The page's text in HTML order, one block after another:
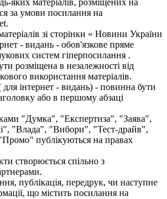
яких матеріалів, розміщених на
за умови посилання на
зі сторінки « Новини України
- видань - обов'язкове пряме
систем гіперпосилання .
розміщена в незалежності від
використання матеріалів.
для інтернет - видань) - повинна бути
або в першому абзаці
"Думка", "Експертиза", "Заява",
"Влада", "Вибори", "Тест-драйв",
публікуються на правах
створюється спільно з
публікація, передрук, чи наступне
що містить посилання на